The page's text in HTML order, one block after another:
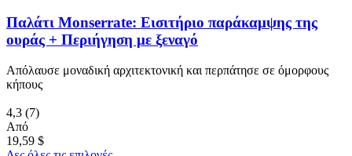
Παλάτι Monserrate: Εισιτήριο παράκαμψης της
ουράς + Περιήγηση με ξεναγό
Απόλαυσε μοναδική αρχιτεκτονική και περπάτησε σε όμορφους
κήπους
4,3 (7)
Από
19,59 $